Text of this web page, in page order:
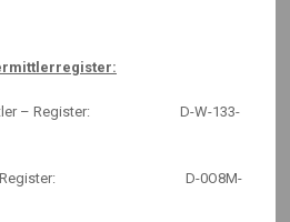
– Register: D-W-133-
– Register: D-0O8M-